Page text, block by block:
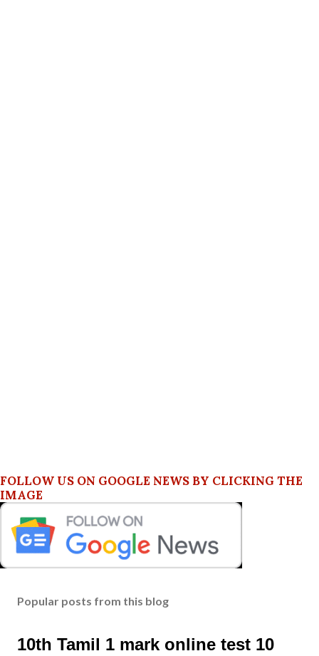
FOLLOW US ON GOOGLE NEWS BY CLICKING THE
IMAGE
Popular posts from this blog
10th Tamil 1 mark online test 10